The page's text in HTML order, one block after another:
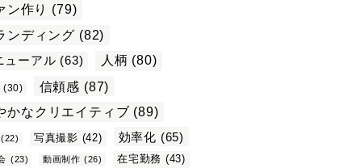
ン作り
(79)
ンディング (82)
ューアル (63) 人柄 (80)
(30) 信頼感 (87)
かなクリエイティブ (89)
(22) 写真撮影 (42) 効率化 (65)
(23) 動画制作 (26) 在宅勤務 (43)